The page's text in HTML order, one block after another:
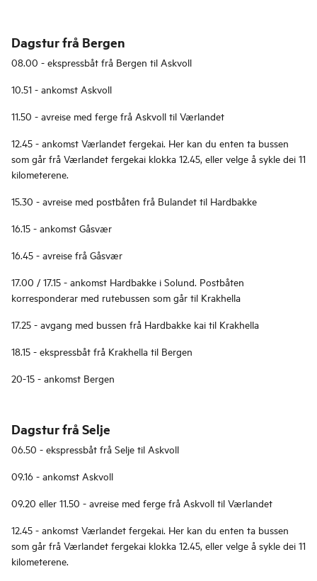
Dagstur frå Bergen
08.00 - ekspressbåt frå Bergen til Askvoll
10.51 - ankomst Askvoll
11.50 - avreise med ferge frå Askvoll til Værlandet
12.45 - ankomst Værlandet fergekai. Her kan du enten ta bussen
som går frå Værlandet fergekai klokka 12.45, eller velge å sykle dei 11
kilometerene.
15.30 - avreise med postbåten frå Bulandet til Hardbakke
16.15 - ankomst Gåsvær
16.45 - avreise frå Gåsvær
17.00 / 17.15 - ankomst Hardbakke i Solund. Postbåten
korresponderar med rutebussen som går til Krakhella
17.25 - avgang med bussen frå Hardbakke kai til Krakhella
18.15 - ekspressbåt frå Krakhella til Bergen
20-15 - ankomst Bergen
Dagstur frå Selje
06.50 - ekspressbåt frå Selje til Askvoll
09.16 - ankomst Askvoll
09.20 eller 11.50 - avreise med ferge frå Askvoll til Værlandet
12.45 - ankomst Værlandet fergekai. Her kan du enten ta bussen
som går frå Værlandet fergekai klokka 12.45, eller velge å sykle dei 11
kilometerene.